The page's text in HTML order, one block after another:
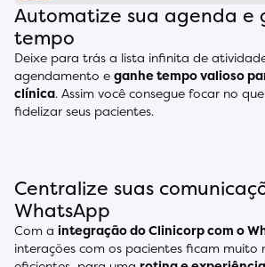
Automatize sua agenda e
tempo
Deixe para trás a lista infinita de
agendamento e ganhe tempo valioso
clínica. Assim você consegue focar no
fidelizar seus pacientes.
Centralize suas
WhatsApp
Com a integração do Clinicorp com o
interações com os pacientes ficam muito